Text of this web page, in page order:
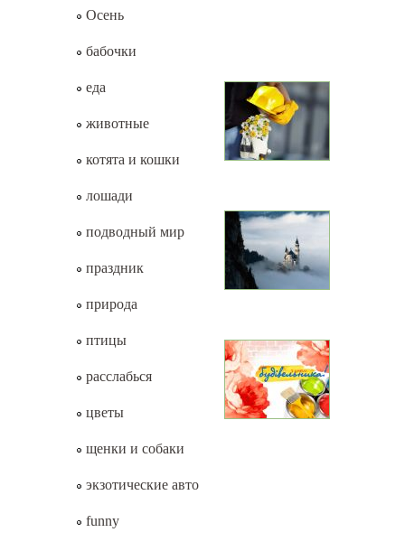
Осень
бабочки
еда
животные
котята и кошки
лошади
подводный мир
праздник
природа
птицы
расслабься
цветы
щенки и собаки
экзотические авто
funny